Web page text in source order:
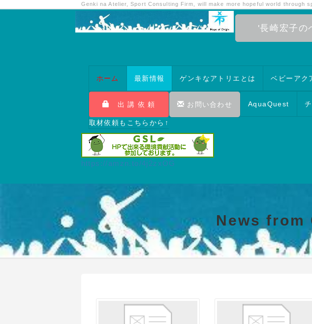
Genki na Atelier, Sport Consulting Firm, will make more hopeful world through
'長崎宏子の
ホーム 最新情報 ゲンキなアトリエとは ベビーアク
出 講 依 頼
取材依頼もこちらから↑
お問い合わせ AquaQuest
https://amzn.to/4j2zxOG
News from